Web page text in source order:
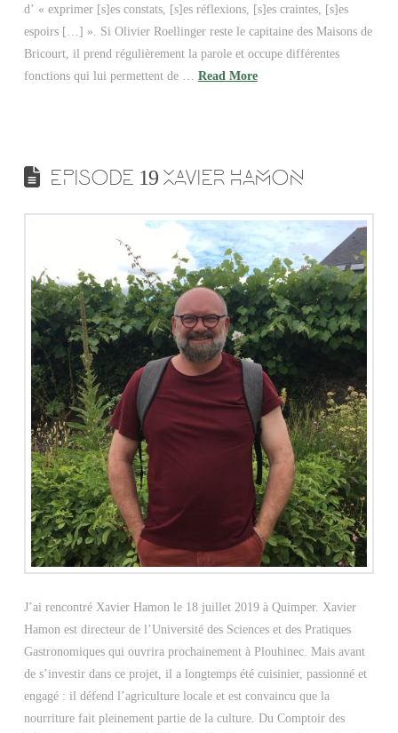
d’ « exprimer [s]es constats, [s]es réflexions, [s]es craintes, [s]es
espoirs […] ». Si Olivier Roellinger reste le capitaine des Maisons de
Bricourt, il prend régulièrement la parole et occupe différentes
fonctions qui lui permettent de … Read More
EPISODE 19 XAVIER HAMON
J’ai rencontré Xavier Hamon le 18 juillet 2019 à Quimper. Xavier
Hamon est directeur de l’Université des Sciences et des Pratiques
Gastronomiques qui ouvrira prochainement à Plouhinec. Mais avant
de s’investir dans ce projet, il a longtemps été cuisinier, passionné et
engagé : il défend l’agriculture locale et est convaincu que la
nourriture fait pleinement partie de la culture. Du Comptoir des